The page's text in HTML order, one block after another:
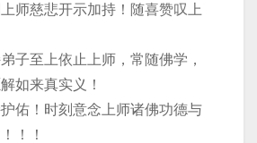
师慈悲开示加持！随喜赞叹上
子至上依止上师，常随佛学，
如来真实义！
佑！时刻意念上师诸佛功德与
！！